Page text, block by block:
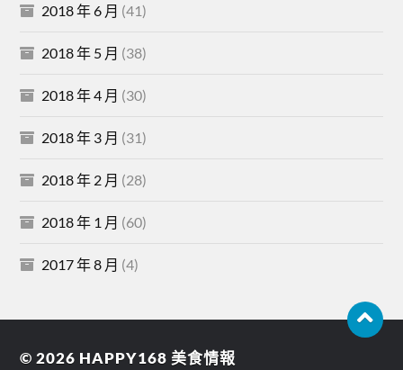
2018 年 6 月 (41)
2018 年 5 月 (38)
2018 年 4 月 (30)
2018 年 3 月 (31)
2018 年 2 月 (28)
2018 年 1 月 (60)
2017 年 8 月 (4)
© 2026 HAPPY168 美食情報